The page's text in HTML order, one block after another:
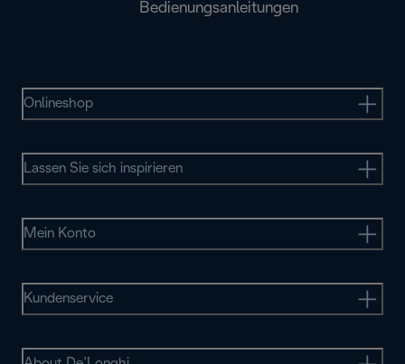
Bedienungsanleitungen
Onlineshop
Lassen Sie sich inspirieren
Mein Konto
Kundenservice